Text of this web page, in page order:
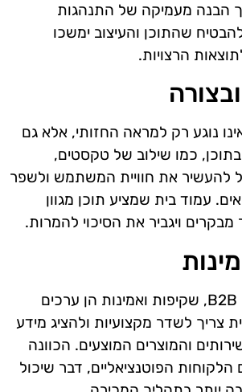
הבנה מעמיקה של התנהגות
שהתוכן והעיצוב ימשכו
הרצויות.
ובצורה
נוגע רק למראה החזותי, אלא גם
בתוכן, כמו שילוב של טקסטים,
להעשיר את חוויית המשתמש ולשפר
עמוד בית שמציע תוכן מגוון
מבקרים ויגביר את הסיכוי להמרות.
בעת קידום אתרים B2B, שקיפות ואמינות הן ערכים
צריך לשדר מקצועיות ולהציג מידע
והמוצרים המוצעים. הכוונה
הלקוחות הפוטנציאליים, דבר שיכול